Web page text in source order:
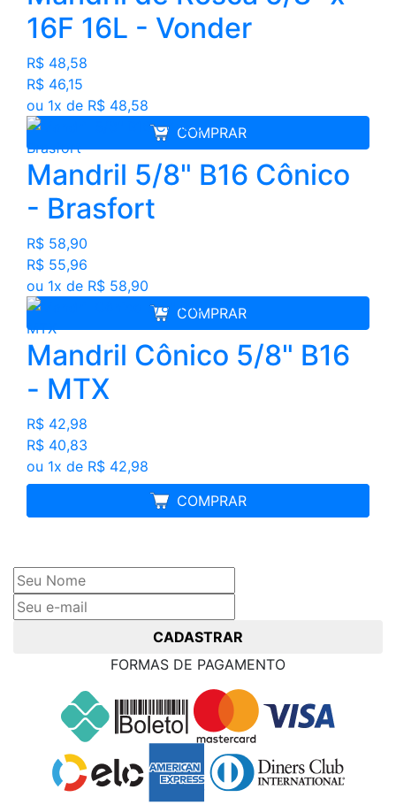
16F 16L - Vonder
R$ 48,58
R$ 46,15
ou 1x de R$ 48,58
COMPRAR
Mandril 5/8" B16 Cônico
- Brasfort
R$ 58,90
R$ 55,96
ou 1x de R$ 58,90
COMPRAR
Mandril Cônico 5/8" B16
- MTX
R$ 42,98
R$ 40,83
ou 1x de R$ 42,98
COMPRAR
MELHOR PREÇO
CADASTRAR
FORMAS DE PAGAMENTO